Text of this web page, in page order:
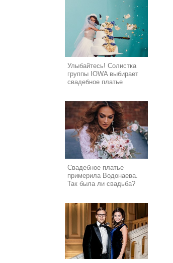
Улыбайтесь! Солистка
группы IOWA выбирает
свадебное платье
Свадебное платье
примерила Водонаева.
Так была ли свадьба?